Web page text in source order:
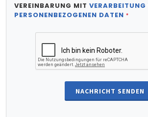
VEREINBARUNG MIT VERARBEITUNG
PERSONENBEZOGENEN DATEN *
NACHRICHT SENDEN